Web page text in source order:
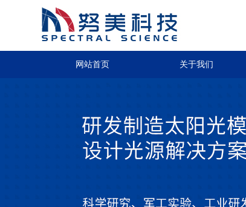
网站首页 关于我们